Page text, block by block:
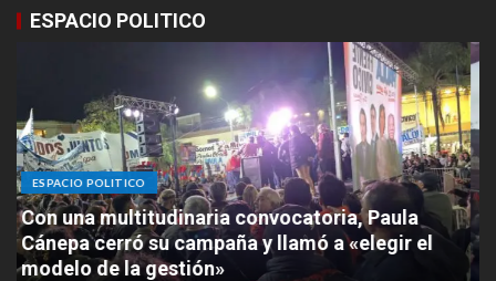
ESPACIO POLITICO
ESPACIO POLITICO
Masiva caravana de Domingo Gatella marcó el
cierre de campaña rumbo a las elecciones
municipales